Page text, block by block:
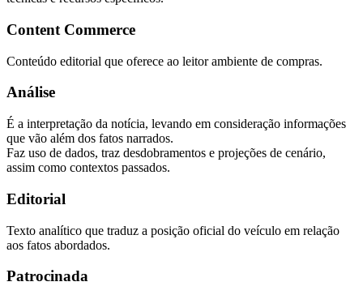
Content Commerce
Conteúdo editorial que oferece ao leitor ambiente de compras.
Análise
É a interpretação da notícia, levando em consideração informações
que vão além dos fatos narrados.
Faz uso de dados, traz desdobramentos e projeções de cenário,
assim como contextos passados.
Editorial
Texto analítico que traduz a posição oficial do veículo em relação
aos fatos abordados.
Patrocinada